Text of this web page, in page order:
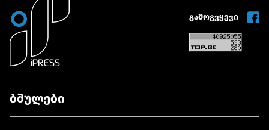
გამოგვყევი
ბმულები